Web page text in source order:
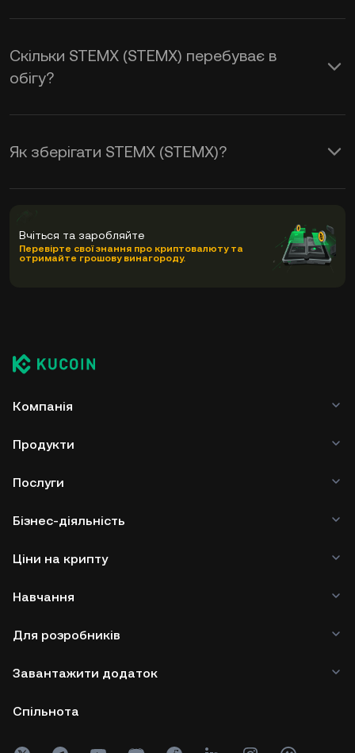
Скільки STEMX (STEMX) перебуває в
обігу?
Як зберігати STEMX (STEMX)?
Вчіться та заробляйте
Перевірте свої знання про криптовалюту та
отримайте грошову винагороду.
Компанія
Продукти
Послуги
Бізнес-діяльність
Ціни на крипту
Навчання
Для розробників
Завантажити додаток
Спільнота